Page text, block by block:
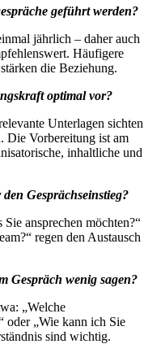
geführt werden?
jährlich – daher auch
Häufigere
die Beziehung.
optimal vor?
Unterlagen sichten
Die Vorbereitung ist am
inhaltliche und
Gesprächseinstieg?
ansprechen möchten?“
regen den Austausch
Gespräch wenig sagen?
„Welche
oder „Wie kann ich Sie
sind wichtig.